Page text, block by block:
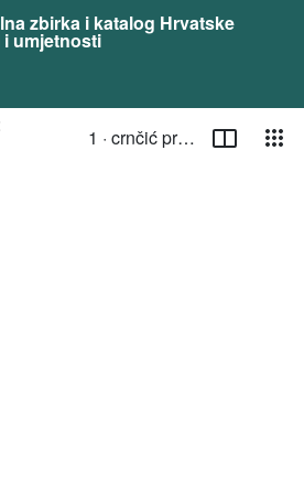
zbirka i katalog Hrvatske
umjetnosti
StranicaTrenutna stranica
1 · crnčić pred oluju 1
/ Toggle page select